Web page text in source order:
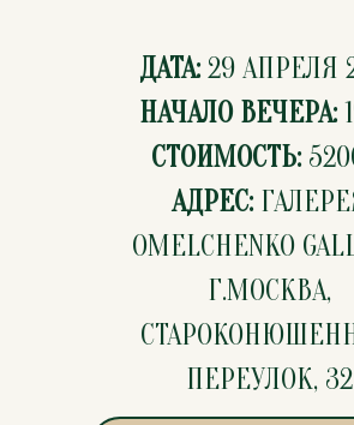
ДАТА:29 АПРЕЛЯ
‌НАЧАЛО ВЕЧЕРА:
СТОИМОСТЬ:
АДРЕС:
OMELCHENKO
Г.МОСКВА,
ПЕРЕУЛОК, 32